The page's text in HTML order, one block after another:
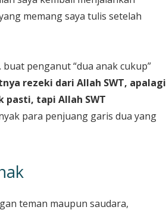
memang saya tulis setelah
penganut “dua anak cukup”
rezeki dari Allah SWT, apalagi
tapi Allah SWT
para penjuang garis dua yang
teman maupun saudara,